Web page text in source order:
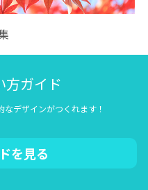
方ガイド
デザインがつくれます！
を見る